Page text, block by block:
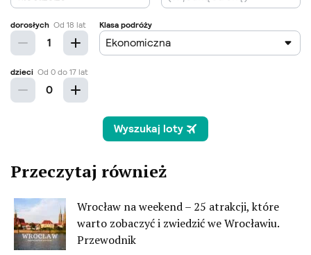
Przeczytaj również
Wrocław na weekend – 25 atrakcji, które
warto zobaczyć i zwiedzić we Wrocławiu.
Przewodnik